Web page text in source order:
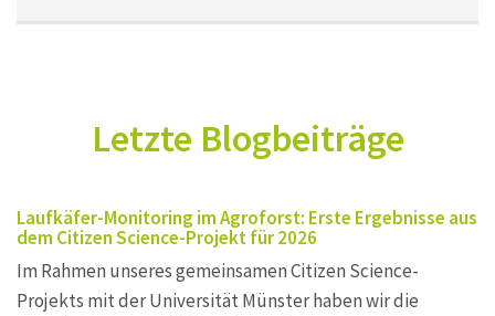
Letzte Blogbeiträge
Laufkäfer-Monitoring im Agroforst: Erste Ergebnisse aus
dem Citizen Science-Projekt für 2026
Im Rahmen unseres gemeinsamen Citizen Science-
Projekts mit der Universität Münster haben wir die